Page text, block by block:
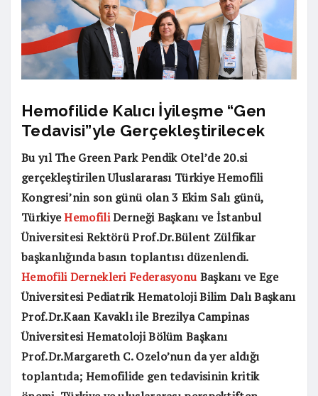
Hemofilide Kalıcı İyileşme “Gen
Tedavisi”yle Gerçekleştirilecek
Bu yıl The Green Park Pendik Otel’de 20.si
gerçekleştirilen Uluslararası Türkiye Hemofili
Kongresi’nin son günü olan 3 Ekim Salı günü,
TürkiyeHemofiliDerneği Başkanı ve İstanbul
Üniversitesi Rektörü Prof.Dr.Bülent Zülfikar
başkanlığında basın toplantısı düzenlendi.
Hemofili Dernekleri FederasyonuBaşkanı ve Ege
Üniversitesi Pediatrik Hematoloji Bilim Dalı Başkanı
Prof.Dr.Kaan Kavaklı ile Brezilya Campinas
Üniversitesi Hematoloji Bölüm Başkanı
Prof.Dr.Margareth C. Ozelo’nun da yer aldığı
toplantıda; Hemofilide gen tedavisinin kritik